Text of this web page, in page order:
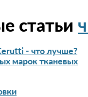
статьи
- что лучше?
марок тканевых